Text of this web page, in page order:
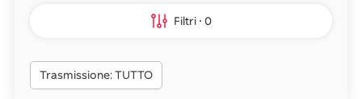
Filtri 0
Trasmissione: TUTTO